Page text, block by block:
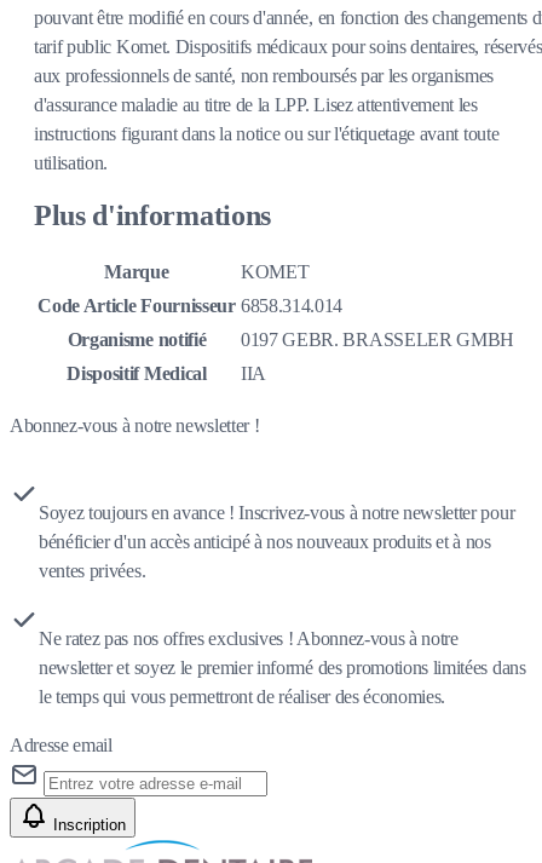
pouvant être modifié en cours d'année, en fonction des changements
tarif public Komet. Dispositifs médicaux pour soins dentaires, réservés
aux professionnels de santé, non remboursés par les organismes
d'assurance maladie au titre de la LPP. Lisez attentivement les
instructions figurant dans la notice ou sur l'étiquetage avant toute
utilisation.
Plus d'informations
Marque
KOMET
Code Article Fournisseur 6858.314.014
Organisme notifié
0197 GEBR. BRASSELER GMBH
Dispositif Medical
IIA
Abonnez-vous à notre newsletter !
Soyez toujours en avance ! Inscrivez-vous à notre newsletter pour
bénéficier d'un accès anticipé à nos nouveaux produits et à nos
ventes privées.
Ne ratez pas nos offres exclusives ! Abonnez-vous à notre
newsletter et soyez le premier informé des promotions limitées dans
le temps qui vous permettront de réaliser des économies.
Adresse email
Inscription